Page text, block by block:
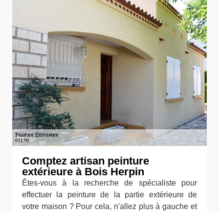
Comptez artisan peinture
extérieure à Bois Herpin
Êtes-vous à la recherche de spécialiste pour
effectuer la peinture de la partie extérieure de
votre maison ? Pour cela, n'allez plus à gauche et